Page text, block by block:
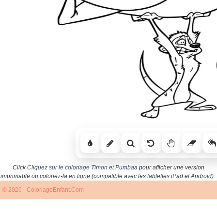
ClickCliquez sur le coloriage Timon et Pumbaa pour afficher une version
imprimable ou coloriez-la en ligne (compatible avec les tablettes iPad et Android).
© 2026 - ColoriageEnfant.Com